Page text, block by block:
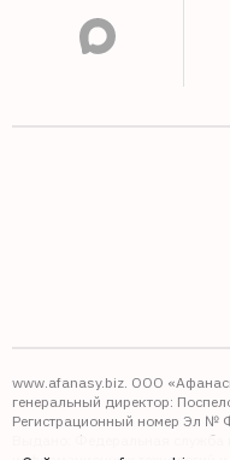
www.afanasy.biz. ООО
генеральный директор:
Регистрационный номер Эл №
Выдано: Федеральная служба